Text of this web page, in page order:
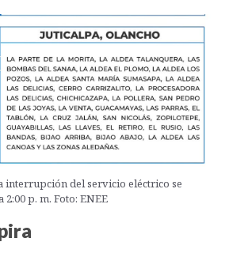
interrupción del servicio eléctrico se
2:00 p. m. Foto: ENEE